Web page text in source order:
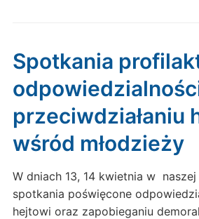
Spotkania
przeciwdziałaniu
wśród młodzieży
W dniach 13, 14 kwietnia w
spotkania poświęcone
hejtowi oraz zapobieganiu